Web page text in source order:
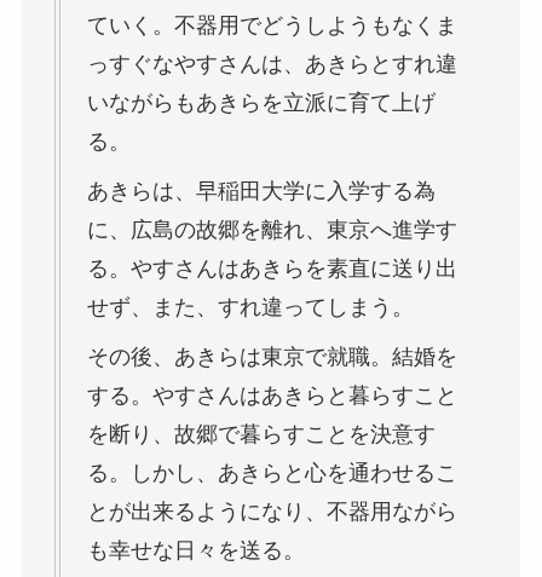
ていく。不器用でどうしようもなくま
っすぐなやすさんは、あきらとすれ違
いながらもあきらを立派に育て上げ
る。
あきらは、早稲田大学に入学する為
に、広島の故郷を離れ、東京へ進学す
る。やすさんはあきらを素直に送り出
せず、また、すれ違ってしまう。
その後、あきらは東京で就職。結婚を
する。やすさんはあきらと暮らすこと
を断り、故郷で暮らすことを決意す
る。しかし、あきらと心を通わせるこ
とが出来るようになり、不器用ながら
も幸せな日々を送る。